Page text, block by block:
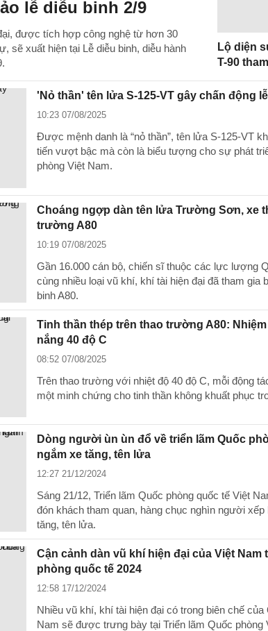
lễ diễu binh 2/9
được tích hợp công nghệ từ hơn 30
sẽ xuất hiện tại Lễ diễu binh, diễu hành
Lộ diện
T-90
'Nỏ thần' tên lửa S-125-VT gây chấn động
10:23 07/08/2025
Được mệnh danh là “nỏ thần”, tên lửa S-125-VT
tiến vượt bậc mà còn là biểu tượng cho sự phát
phòng Việt Nam.
Choáng ngợp dàn tên lửa Trường Sơn, xe
trường A80
10:19 07/08/2025
Gần 16.000 cán bộ, chiến sĩ thuộc các lực lượng
cùng nhiều loại vũ khí, khí tài hiện đại đã tham gia
binh A80.
Tinh thần thép trên thao trường A80:
nắng 40 độ C
08:52 07/08/2025
Trên thao trường với nhiệt độ 40 độ C, mỗi động
một minh chứng cho tinh thần không khuất phục
Dòng người ùn ùn đổ về triển lãm Quốc
ngắm xe tăng, tên lửa
12:27 21/12/2024
Sáng 21/12, Triển lãm Quốc phòng quốc tế Việt
đón khách tham quan, hàng chục nghìn người
tăng, tên lửa.
Cận cảnh dàn vũ khí hiện đại của Việt Nam
phòng quốc tế 2024
12:58 17/12/2024
Nhiều vũ khí, khí tài hiện đại có trong biên chế của
Nam sẽ được trưng bày tại Triển lãm Quốc phòng